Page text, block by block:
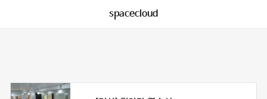
spacecloud